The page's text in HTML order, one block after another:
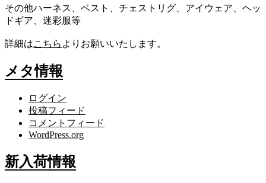
その他ハーネス、ベスト、チェストリグ、アイウェア、ヘッ
ドギア、迷彩服等
詳細はこちら よりお願いいたします。
メタ情報
ログイン
投稿フィード
コメントフィード
WordPress.org
新入荷情報